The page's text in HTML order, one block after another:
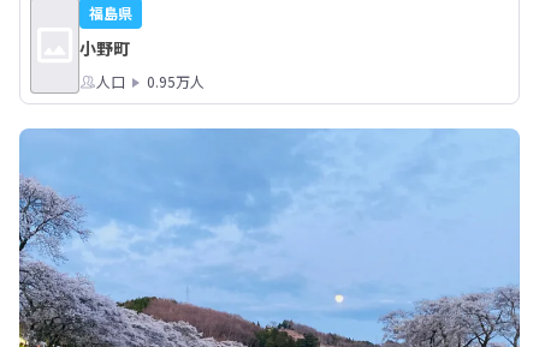
福島県
小野町
人口 0.95万人